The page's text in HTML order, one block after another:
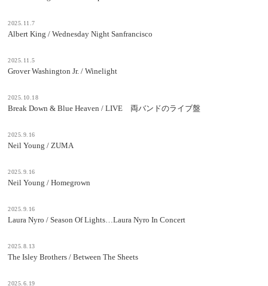
2025.11.7
Albert King / Wednesday Night Sanfrancisco
2025.11.5
Grover Washington Jr. / Winelight
2025.10.18
Break Down & Blue Heaven / LIVE 両バンドのライブ盤
2025.9.16
Neil Young / ZUMA
2025.9.16
Neil Young / Homegrown
2025.9.16
Laura Nyro / Season Of Lights…Laura Nyro In Concert
2025.8.13
The Isley Brothers / Between The Sheets
2025.6.19